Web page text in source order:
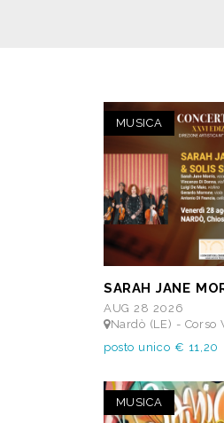
MUSICA
AUG 28 2026
Nardò (LE) - Corso V. Emanuele
posto unico € 11,20
MUSICA